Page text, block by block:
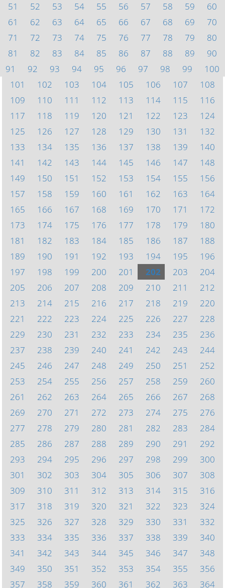
51
52 53 54 55 56 57 58 59
60
61
62 63 64 65 66 67 68 69
70
71
72 73 74 75 76 77 78 79
80
81
82 83 84 85 86 87 88 89
90
91
92 93 94 95 96 97 98 99
100
101
102 103 104 105 106 107
108
109
110 111 112 113 114 115
116
117
118 119 120 121 122 123
124
125
126 127 128 129 130 131
132
133
134 135 136 137 138 139
140
141
142 143 144 145 146 147
148
149
150 151 152 153 154 155
156
157
158 159 160 161 162 163
164
165
166 167 168 169 170 171
172
173
174 175 176 177 178 179
180
181
182 183 184 185 186 187
188
189
190 191 192 193 194 195
196
197
198 199 200 201 202 203
204
205
206 207 208 209 210 211
212
213
214 215 216 217 218 219
220
221
222 223 224 225 226 227
228
229
230 231 232 233 234 235
236
237
238 239 240 241 242 243
244
245
246 247 248 249 250 251
252
253
254 255 256 257 258 259
260
261
262 263 264 265 266 267
268
269
270 271 272 273 274 275
276
277
278 279 280 281 282 283
284
285
286 287 288 289 290 291
292
293
294 295 296 297 298 299
300
301
302 303 304 305 306 307
308
309
310 311 312 313 314 315
316
317
318 319 320 321 322 323
324
325
326 327 328 329 330 331
332
333
334 335 336 337 338 339
340
341
342 343 344 345 346 347
348
349
350 351 352 353 354 355
356
357
358 359 360 361 362 363 364